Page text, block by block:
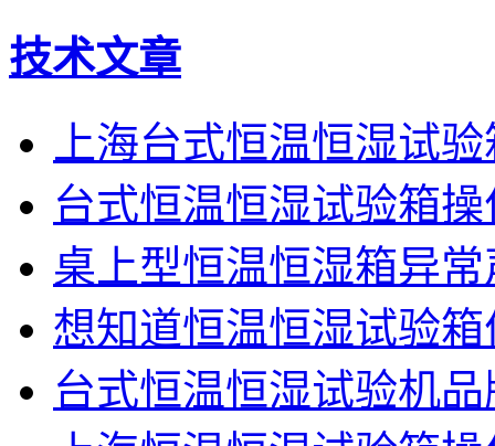
技术文章
上海台式恒温恒湿试
台式恒温恒湿试验箱
桌上型恒温恒湿箱异
想知道恒温恒湿试验
台式恒温恒湿试验机